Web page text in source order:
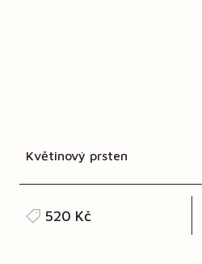
Květinový prsten
520 Kč